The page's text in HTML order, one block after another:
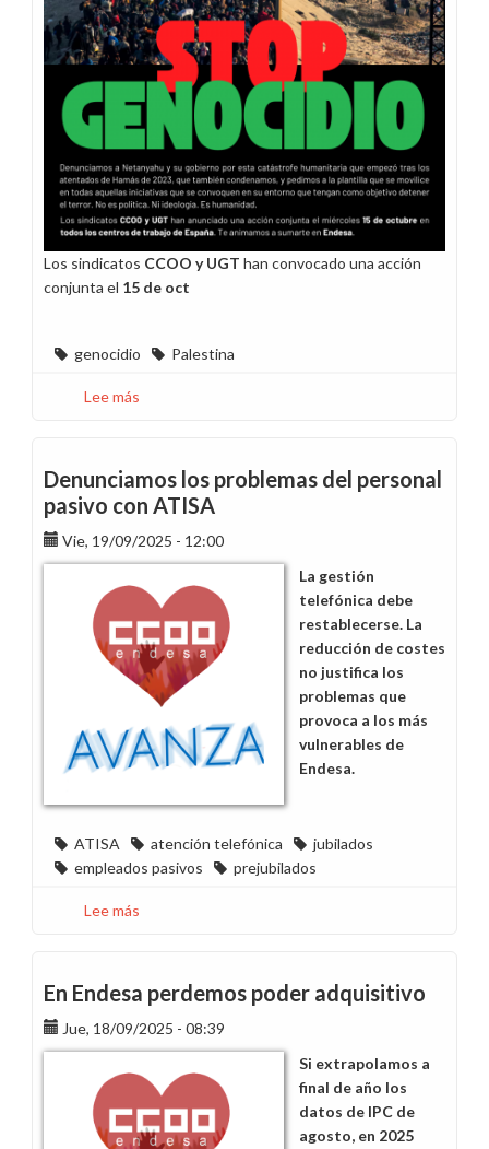
Los sindicatos CCOO y UGT han convocado una acción
conjunta el 15 de oct
genocidio Palestina
Lee más
Denunciamos los problemas del personal
pasivo con ATISA
Vie, 19/09/2025 - 12:00
La gestión
telefónica debe
restablecerse. La
reducción de costes
no justifica los
problemas que
provoca a los más
vulnerables de
Endesa.
ATISA atención telefónica
jubilados
empleados pasivos
prejubilados
Lee más
problemas
del
personal
pasivo
con
ATISA
En Endesa perdemos poder adquisitivo
Jue, 18/09/2025 - 08:39
Si extrapolamos a
final de año los
datos de IPC de
agosto, en 2025